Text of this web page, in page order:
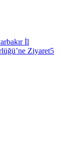
İl
Ziyaret5